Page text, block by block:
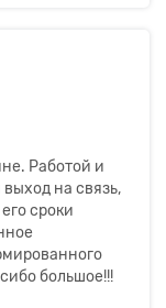
Работой и
на связь,
сроки
большое!!!